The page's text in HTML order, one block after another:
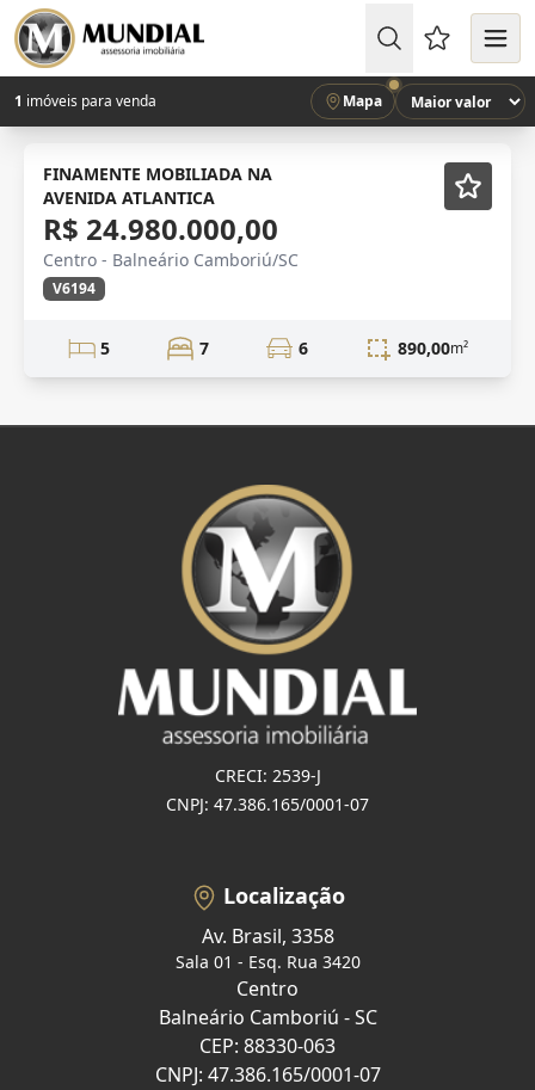
Favoritos
1 imóveis para venda Mapa
VISTA MAR Mobiliado
FINAMENTE MOBILIADA NA
AVENIDA ATLANTICA
R$ 24.980.000,00
Centro - Balneário Camboriú/SC
V6194
5 7 6 890,00m²
CRECI: 2539-J
CNPJ: 47.386.165/0001-07
Localização
Av. Brasil, 3358
Sala 01 - Esq. Rua 3420
Centro
Balneário Camboriú - SC
CEP: 88330-063
CNPJ: 47.386.165/0001-07